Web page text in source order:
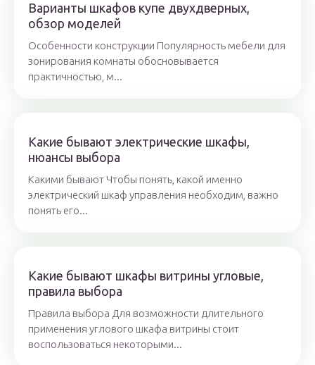
Варианты шкафов купе двухдверных,
обзор моделей
Особенности конструкции Популярность мебели для
зонирования комнаты обосновывается
практичностью, м...
Какие бывают электрические шкафы,
нюансы выбора
Какими бывают Чтобы понять, какой именно
электрический шкаф управления необходим, важно
понять его...
Какие бывают шкафы витрины угловые,
правила выбора
Правила выбора Для возможности длительного
применения углового шкафа витрины стоит
воспользоваться некоторыми...